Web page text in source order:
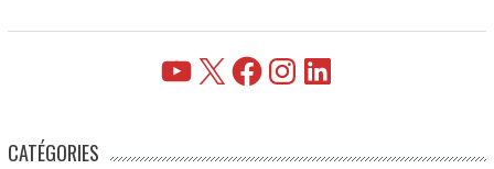
YouTube FacebookInstagramLinkedIn
CATÉGORIES